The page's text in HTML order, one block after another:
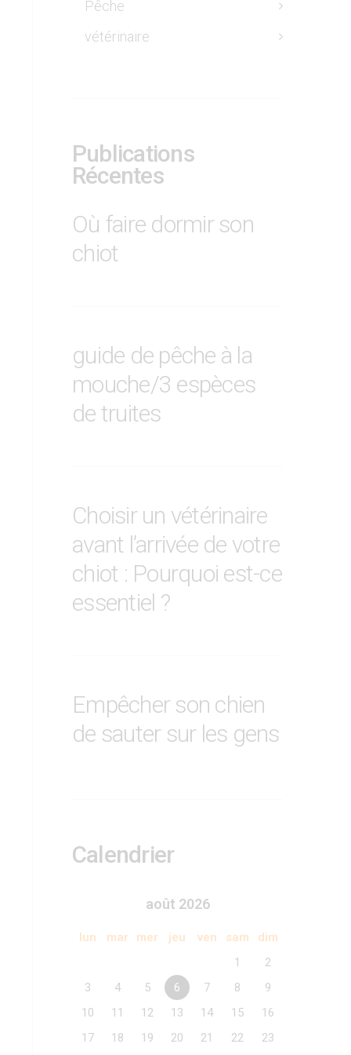
Pêche
vétérinaire
Publications
Récentes
Où faire dormir son
chiot
guide de pêche à la
mouche/3 espèces
de truites
Choisir un vétérinaire
avant l’arrivée de votre
chiot : Pourquoi est-ce
essentiel ?
Empêcher son chien
de sauter sur les gens
Calendrier
août 2026
lun mar mer jeu ven sam
dim
1
2
3
4 5 6 7 8
9
10
11 12 13 14 15
16
17
18 19 20 21 22 23